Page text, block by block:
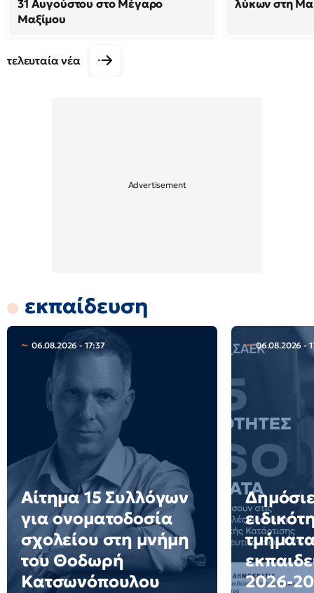
31 Αυγούστου στο Μέγαρο
Μαξίμου
λύκων στη
τελευταία νέα
εκπαίδευση
06.08.2026 - 17:37
Αίτημα 15 Συλλόγων
για ονοματοδοσία
σχολείου στη μνήμη
του Θοδωρή
Κατσωνόπουλου
06.08.2026 -
2026-